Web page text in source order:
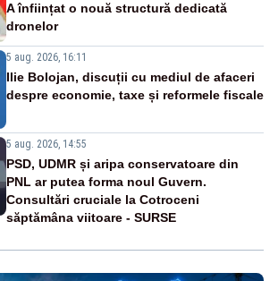
A înființat o nouă structură dedicată
dronelor
5 aug. 2026, 16:11
Ilie Bolojan, discuții cu mediul de afaceri
despre economie, taxe și reformele fiscale
5 aug. 2026, 14:55
PSD, UDMR și aripa conservatoare din
PNL ar putea forma noul Guvern.
Consultări cruciale la Cotroceni
săptămâna viitoare - SURSE